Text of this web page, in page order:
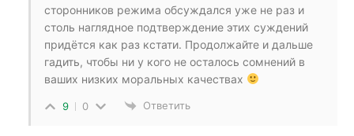
сторонников режима обсуждался уже не раз и
столь наглядное подтверждение этих суждений
придётся как раз кстати. Продолжайте и дальше
гадить, чтобы ни у кого не осталось сомнений в
ваших низких моральных качествах
9 0 Ответить